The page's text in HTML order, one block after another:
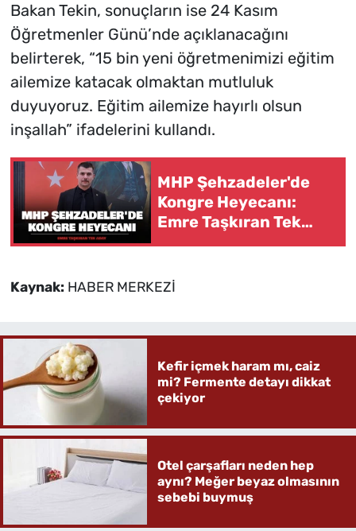
Bakan Tekin, sonuçların ise 24 Kasım
Öğretmenler Günü’nde açıklanacağını
belirterek, “15 bin yeni öğretmenimizi eğitim
ailemize katacak olmaktan mutluluk
duyuyoruz. Eğitim ailemize hayırlı olsun
inşallah” ifadelerini kullandı.
MHP Şehzadeler'de
Kongre Heyecanı:
Emre Taşkıran Tek
Aday
Kaynak: HABER MERKEZİ
Kefir içmek haram mı, caiz
mi? Fermente detayı dikkat
çekiyor
Otel çarşafları neden hep
aynı? Meğer beyaz olmasının
sebebi buymuş